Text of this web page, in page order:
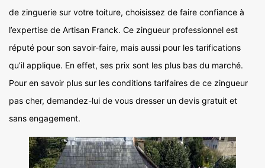
de zinguerie sur votre toiture, choisissez de faire confiance à
l’expertise de Artisan Franck. Ce zingueur professionnel est
réputé pour son savoir-faire, mais aussi pour les tarifications
qu’il applique. En effet, ses prix sont les plus bas du marché.
Pour en savoir plus sur les conditions tarifaires de ce zingueur
pas cher, demandez-lui de vous dresser un devis gratuit et
sans engagement.